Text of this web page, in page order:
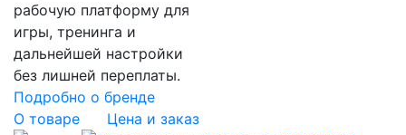
рабочую платформу для
игры, тренинга и
дальнейшей настройки
без лишней переплаты.
Подробно о бренде
О товаре
Цена и заказ